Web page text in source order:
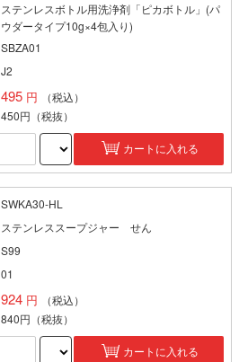
ステンレスボトル用洗浄剤「ピカボトル」(パ
ウダータイプ10g×4包入り)
SBZA01
J2
495
（税込）
450円 （税抜）
カートに入れる
SWKA30-HL
ステンレススープジャー せん
S99
01
924
（税込）
840円 （税抜）
カートに入れる